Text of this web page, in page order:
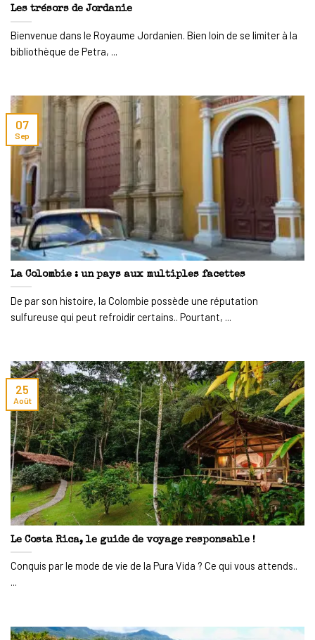
Les trésors de Jordanie
Bienvenue dans le Royaume Jordanien. Bien loin de se limiter à la
bibliothèque de Petra, ...
La Colombie : un pays aux multiples facettes
De par son histoire, la Colombie possède une réputation
sulfureuse qui peut refroidir certains.. Pourtant, ...
07
Sep
Le Costa Rica, le guide de voyage responsable !
Conquis par le mode de vie de la Pura Vida ? Ce qui vous attends..
...
25
Août